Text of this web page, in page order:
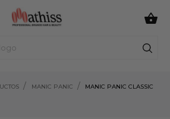

MANIC PANIC MANIC PANIC CLASSIC